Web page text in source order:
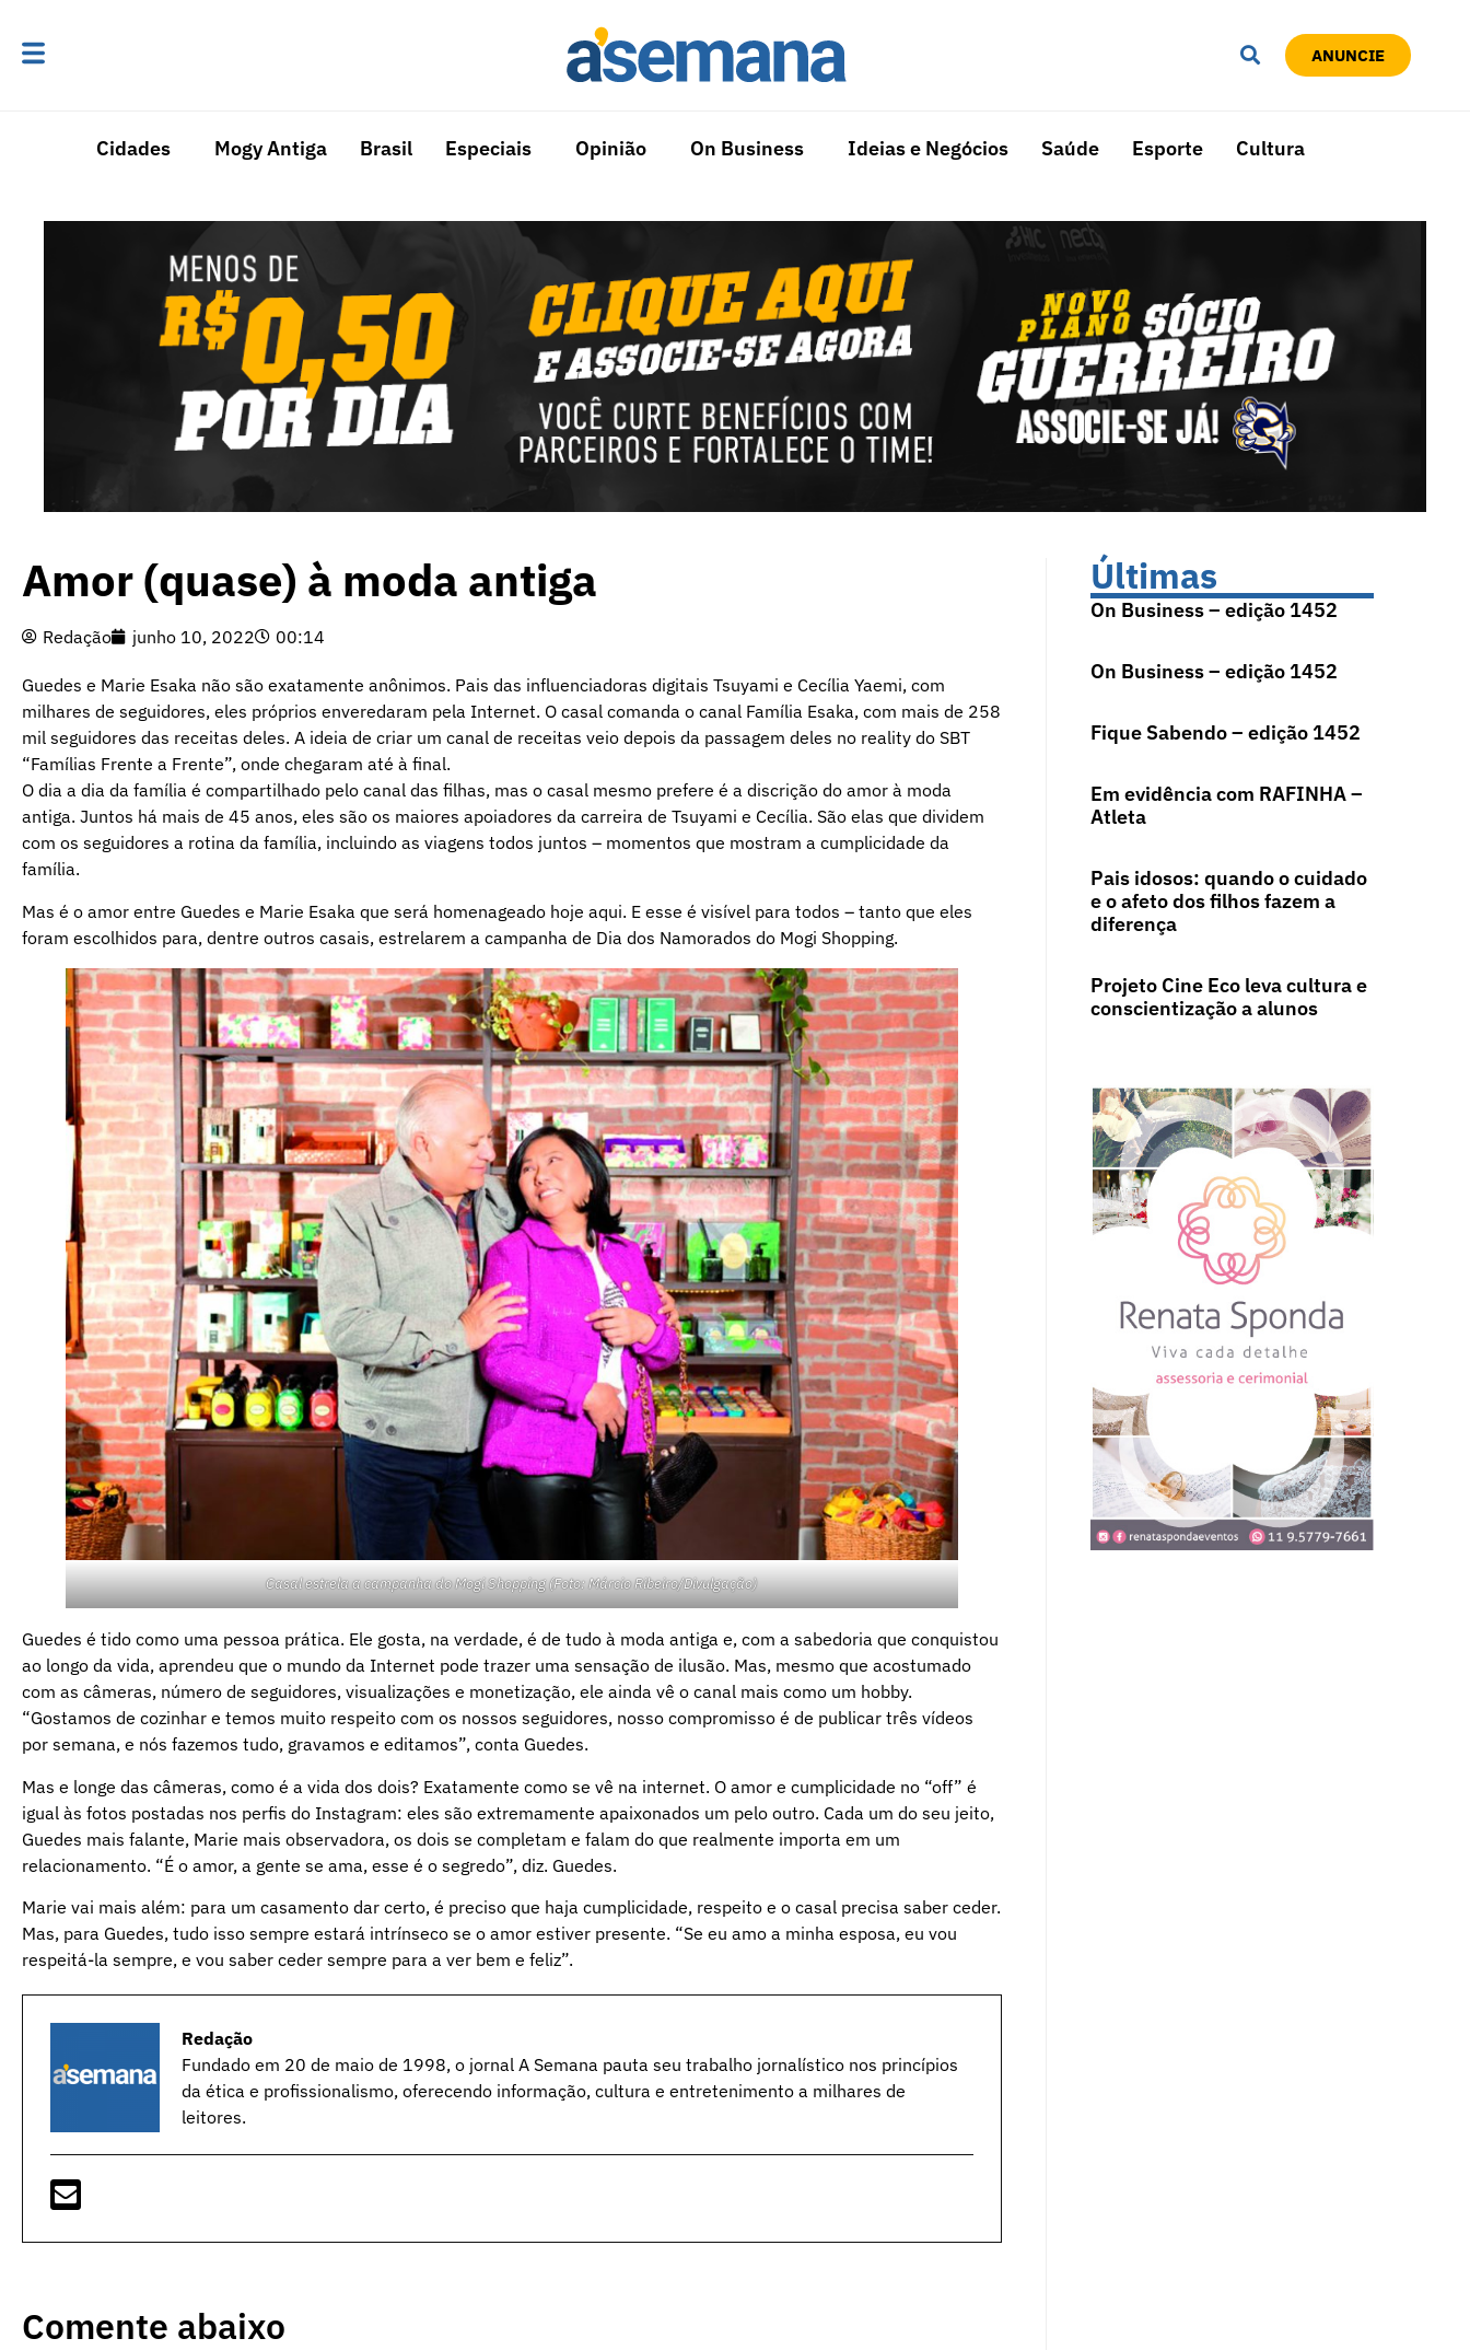
ANUNCIE
Cidades Mogy Antiga Brasil Especiais Opinião On Business Ideias e Negócios Saúde Esporte Cultura
Amor (quase) à moda antiga
Redação junho 10, 2022 00:14
Guedes e Marie Esaka não são exatamente anônimos. Pais das influenciadoras digitais Tsuyami e Cecília Yaemi, com
milhares de seguidores, eles próprios enveredaram pela Internet. O casal comanda o canal Família Esaka, com mais de 258
mil seguidores das receitas deles. A ideia de criar um canal de receitas veio depois da passagem deles no reality do SBT
“Famílias Frente a Frente”, onde chegaram até à final.
O dia a dia da família é compartilhado pelo canal das filhas, mas o casal mesmo prefere é a discrição do amor à moda
antiga. Juntos há mais de 45 anos, eles são os maiores apoiadores da carreira de Tsuyami e Cecília. São elas que dividem
com os seguidores a rotina da família, incluindo as viagens todos juntos – momentos que mostram a cumplicidade da
família.
Mas é o amor entre Guedes e Marie Esaka que será homenageado hoje aqui. E esse é visível para todos – tanto que eles
foram escolhidos para, dentre outros casais, estrelarem a campanha de Dia dos Namorados do Mogi Shopping.
Casal estrela a campanha do Mogi Shopping (Foto: Márcio Ribeiro/Divulgação)
Guedes é tido como uma pessoa prática. Ele gosta, na verdade, é de tudo à moda antiga e, com a sabedoria que conquistou
ao longo da vida, aprendeu que o mundo da Internet pode trazer uma sensação de ilusão. Mas, mesmo que acostumado
com as câmeras, número de seguidores, visualizações e monetização, ele ainda vê o canal mais como um hobby.
“Gostamos de cozinhar e temos muito respeito com os nossos seguidores, nosso compromisso é de publicar três vídeos
por semana, e nós fazemos tudo, gravamos e editamos”, conta Guedes.
Mas e longe das câmeras, como é a vida dos dois? Exatamente como se vê na internet. O amor e cumplicidade no “off” é
igual às fotos postadas nos perfis do Instagram: eles são extremamente apaixonados um pelo outro. Cada um do seu jeito,
Guedes mais falante, Marie mais observadora, os dois se completam e falam do que realmente importa em um
relacionamento. “É o amor, a gente se ama, esse é o segredo”, diz. Guedes.
Marie vai mais além: para um casamento dar certo, é preciso que haja cumplicidade, respeito e o casal precisa saber ceder.
Mas, para Guedes, tudo isso sempre estará intrínseco se o amor estiver presente. “Se eu amo a minha esposa, eu vou
respeitá-la sempre, e vou saber ceder sempre para a ver bem e feliz”.
Redação
Fundado em 20 de maio de 1998, o jornal A Semana pauta seu trabalho jornalístico nos princípios
da ética e profissionalismo, oferecendo informação, cultura e entretenimento a milhares de
leitores.
Comente abaixo
Últimas
On Business – edição 1452
On Business – edição 1452
Fique Sabendo – edição 1452
Em evidência com RAFINHA –
Atleta
Pais idosos: quando o cuidado
e o afeto dos filhos fazem a
diferença
Projeto Cine Eco leva cultura e
conscientização a alunos